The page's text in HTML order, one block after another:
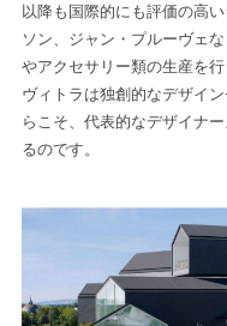
以降も国際的にも評価の高
ソン、ジャン・プルーヴェ
やアクセサリー類の生産を行
ヴィトラは独創的なデザイ
らこそ、代表的なデザイナ
るのです。